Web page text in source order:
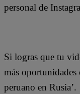
personal de
Si logras que tu
más
peruano en Rusia’.